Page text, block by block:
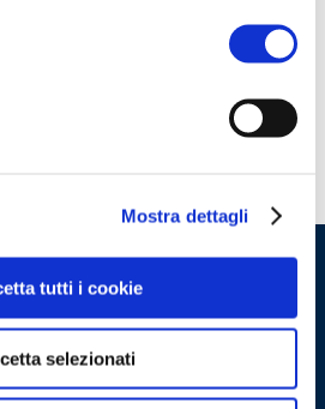
Mostra dettagli
tutti i cookie
selezionati